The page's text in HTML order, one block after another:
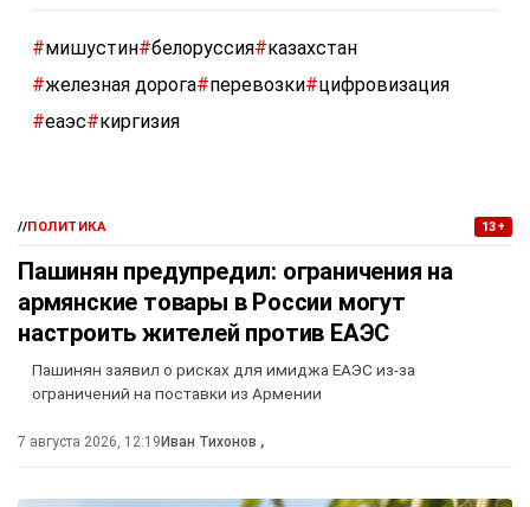
#мишустин#белоруссия#казахстан
#железная дорога#перевозки#цифровизация
#еаэс#киргизия
//ПОЛИТИКА 13+
Пашинян предупредил: ограничения на
армянские товары в России могут
настроить жителей против ЕАЭС
Пашинян заявил о рисках для имиджа ЕАЭС из-за
ограничений на поставки из Армении
7 августа 2026, 12:19 Иван Тихонов ,